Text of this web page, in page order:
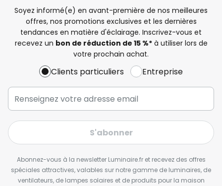
Soyez informé(e) en avant-première de nos meilleures
offres, nos promotions exclusives et les dernières
tendances en matière d'éclairage. Inscrivez-vous et
recevez un bon de réduction de 15 %*à utiliser lors de
votre prochain achat.
Clients particuliers Entreprise
S'abonner
Abonnez-vous à la newsletter Luminaire.fr et recevez des offres
spéciales attractives, valables sur notre gamme de luminaires, de
ventilateurs, de lampes solaires et de produits pour la maison